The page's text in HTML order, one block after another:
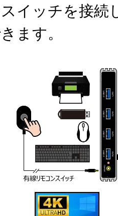
イッチを接
ます。